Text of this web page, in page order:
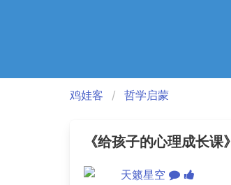
鸡娃客 哲学启蒙
《给孩子的心理成长课》
天籁星空